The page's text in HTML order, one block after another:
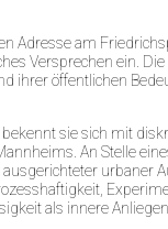
Adresse am
Versprechen ein.
ihrer öffentlichen
bekennt sie sich mit
An Stelle
urbaner
als innere Anliegen